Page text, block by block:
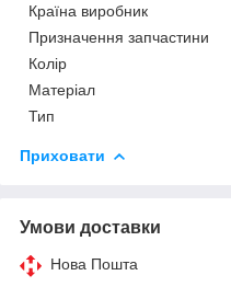
Країна виробник
Призначення запчастини
Колір
Матеріал
Тип
Приховати
Умови доставки
Нова Пошта